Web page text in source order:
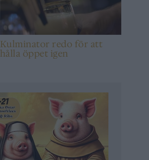
Kulminator redo för att
hålla öppet igen